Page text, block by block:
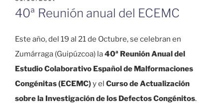
EL
40ª Reunión anual del ECEMC
Este año, del 19 al 21 de Octubre, se celebran en
Zumárraga (Guipúzcoa) la40ª Reunión Anual del
Estudio Colaborativo Español de Malformaciones
Congénitas (ECEMC)y el Curso de Actualización
sobre la Investigación de los Defectos Congénitos.